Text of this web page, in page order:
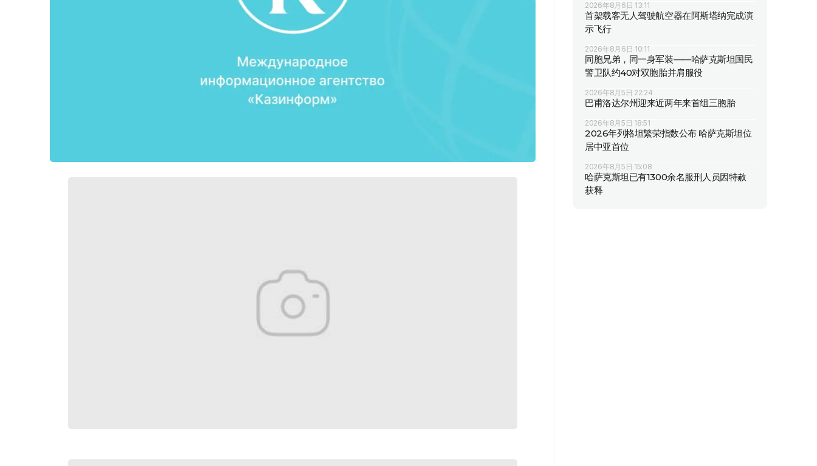
2026年8月6日 13:11
首架载客无人驾驶航空器在阿斯塔纳完成演
示飞行
2026年8月6日 10:11
同胞兄弟，同一身军装——哈萨克斯坦国民
警卫队约40对双胞胎并肩服役
2026年8月5日 22:24
巴甫洛达尔州迎来近两年来首组三胞胎
2026年8月5日 18:51
2026年列格坦繁荣指数公布 哈萨克斯坦位
居中亚首位
2026年8月5日 15:08
哈萨克斯坦已有1300余名服刑人员因特赦
获释